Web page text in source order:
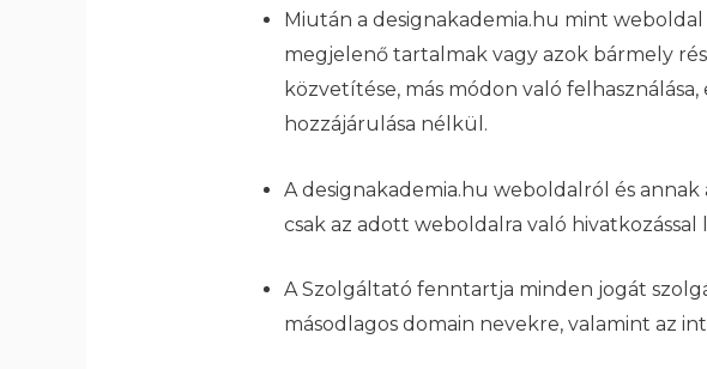
Miután a designakademia.hu mint
megjelenő tartalmak vagy azok bármely
közvetítése, más módon való
hozzájárulása nélkül.
A designakademia.hu weboldalról és
csak az adott weboldalra való hivatkozással
A Szolgáltató fenntartja minden jogát
másodlagos domain nevekre, valamint az